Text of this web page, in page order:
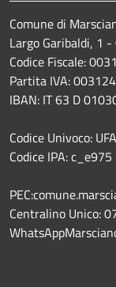
Comune di
Largo Garibaldi, 1
Codice Fiscale:
Partita IVA:
IBAN: IT 63 D
Codice Univoco:
Codice IPA: c_e975
Centralino Unico: